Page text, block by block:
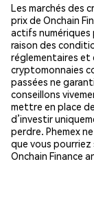
Les marchés des
prix de Onchain
actifs
raison des
réglementaires et
cryptomonnaies
passées ne
conseillons
mettre en place
d’investir
perdre. Phemex
que vous
Onchain Finance